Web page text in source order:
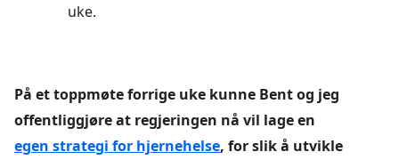
uke.
På et toppmøte forrige uke kunne Bent og jeg
offentliggjøre at regjeringen nå vil lage en
egen strategi for hjernehelse, for slik å utvikle